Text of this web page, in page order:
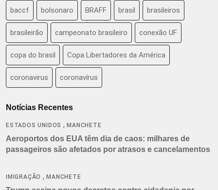
baccf bolsonaro BRAFF brasil brasileiros
brasileirão campeonato brasileiro conexão UF
copa do brasil Copa Libertadores da América
coronavirus coronavírus
Notícias Recentes
ESTADOS UNIDOS ,MANCHETE
Aeroportos dos EUA têm dia de caos: milhares de
passageiros são afetados por atrasos e cancelamentos
IMIGRAÇÃO ,MANCHETE